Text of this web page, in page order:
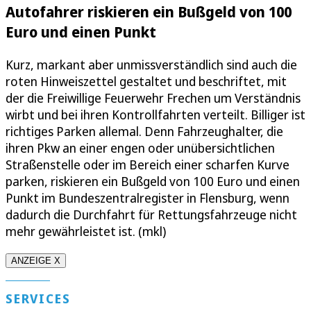
Autofahrer riskieren ein Bußgeld von 100
Euro und einen Punkt
Kurz, markant aber unmissverständlich sind auch die
roten Hinweiszettel gestaltet und beschriftet, mit
der die Freiwillige Feuerwehr Frechen um Verständnis
wirbt und bei ihren Kontrollfahrten verteilt. Billiger ist
richtiges Parken allemal. Denn Fahrzeughalter, die
ihren Pkw an einer engen oder unübersichtlichen
Straßenstelle oder im Bereich einer scharfen Kurve
parken, riskieren ein Bußgeld von 100 Euro und einen
Punkt im Bundeszentralregister in Flensburg, wenn
dadurch die Durchfahrt für Rettungsfahrzeuge nicht
mehr gewährleistet ist. (mkl)
ANZEIGE X
SERVICES